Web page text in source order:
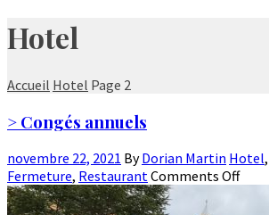
Hotel
Accueil Hotel Page 2
> Congés annuels
novembre 22, 2021 ByDorian Martin Hotel,
Fermeture, RestaurantComments Off